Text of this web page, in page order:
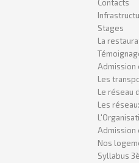
Contacts
Stages
La
Admission
Les
Le réseau
Les
Admission
Nos
Syllabus